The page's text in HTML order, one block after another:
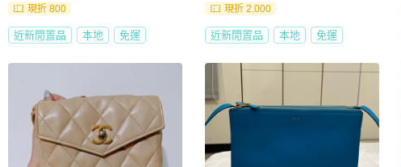
現折 800
近新閒置品 本地 免運
現折 2,000
近新閒置品 本地 免運